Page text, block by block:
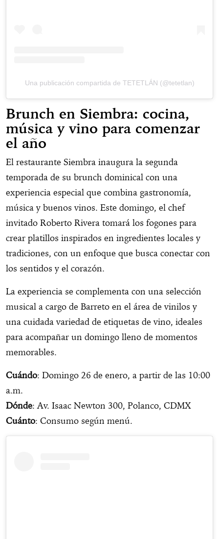
Una publicación compartida de TETETLÁN (@tetetlan)
Brunch en Siembra: cocina,
música y vino para comenzar
el año
El restaurante Siembra inaugura la segunda
temporada de su brunch dominical con una
experiencia especial que combina gastronomía,
música y buenos vinos. Este domingo, el chef
invitado Roberto Rivera tomará los fogones para
crear platillos inspirados en ingredientes locales y
tradiciones, con un enfoque que busca conectar con
los sentidos y el corazón.
La experiencia se complementa con una selección
musical a cargo de Barreto en el área de vinilos y
una cuidada variedad de etiquetas de vino, ideales
para acompañar un domingo lleno de momentos
memorables.
Cuándo: Domingo 26 de enero, a partir de las 10:00
a.m.
Dónde: Av. Isaac Newton 300, Polanco, CDMX
Cuánto: Consumo según menú.